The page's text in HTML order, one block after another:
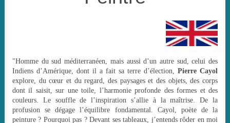
"Homme du sud méditerranéen, mais aussi d’un autre sud, celui des
Indiens d’Amérique, dont il a fait sa terre d’élection,Pierre Cayol
explore, du cœur et du regard, des paysages et des objets, des corps
dont il saisit, sur une toile, l’harmonie profonde des formes et des
couleurs. Le souffle de l’inspiration s’allie à la maîtrise. De la
profusion se dégage l’équilibre fondamental. Cayol, poète de la
peinture ? Pourquoi pas ? Devant ses tableaux, j’entends rôder en moi